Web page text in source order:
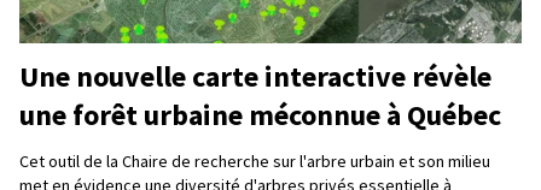
Une nouvelle carte interactive révèle
une forêt urbaine méconnue à Québec
Cet outil de la Chaire de recherche sur l'arbre urbain et son milieu
met en évidence une diversité d'arbres privés essentielle à